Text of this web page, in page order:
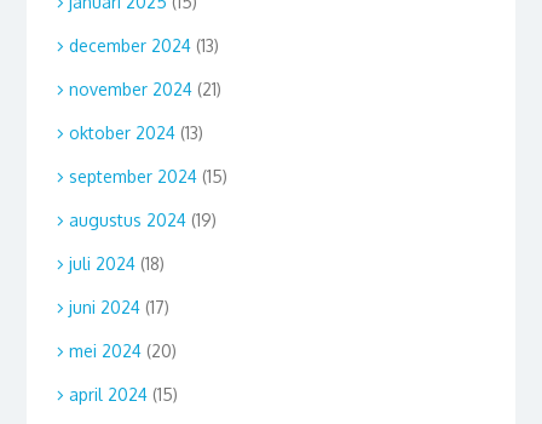
december 2024(13)
november 2024(21)
oktober 2024(13)
september 2024(15)
augustus 2024(19)
juli 2024(18)
juni 2024(17)
mei 2024(20)
april 2024(15)